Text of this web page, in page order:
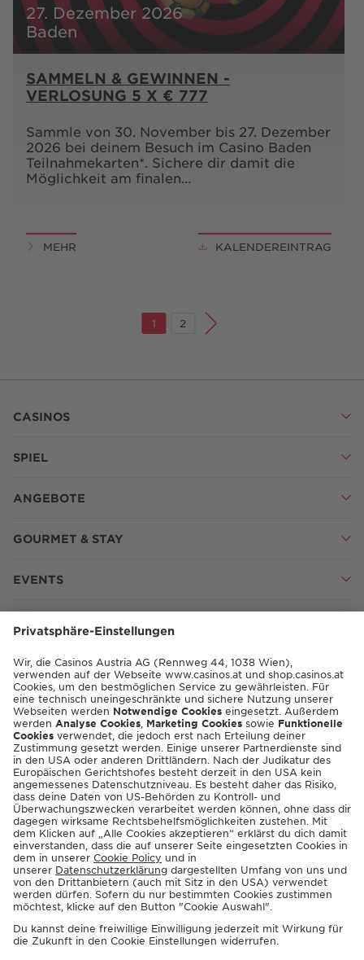
27. Dezember 2026
Baden
SAMMELN & GEWINNEN -
VERLOSUNG 5 X € 777
Sammle von 30. November bis 27. Dezember
2026 bei deinem Besuch im Casino Baden
Teilnahmekarten*. Sichere dir damit die
Möglichkeit am finalen…
MEHR KALENDEREINTRAG
1 2
CASINOS
SPIEL
ANGEBOTE
GOURMET & STAY
EVENTS
SHOP.CASINOS.AT
© 2026 Casinos Austria AG
ENGLISH